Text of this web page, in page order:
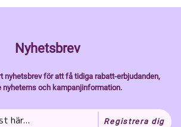
Nyhetsbrev
nyhetsbrev för att få tidiga rabatt-erbjudanden,
nyheterns och kampanjinformation.
Registrera dig